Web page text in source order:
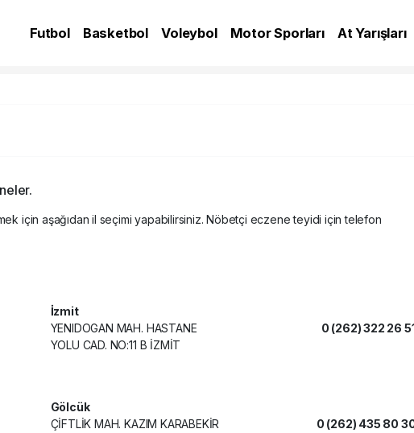
Futbol Basketbol Voleybol Motor Sporları At Yarışları
için aşağıdan il seçimi yapabilirsiniz. Nöbetçi eczene teyidi için telefon
İzmit
YENIDOGAN MAH. HASTANE
YOLU CAD. NO:11 B İZMİT
0 (262) 322 26
Gölcük
ÇİFTLİK MAH. KAZIM KARABEKİR
0 (262) 435 80